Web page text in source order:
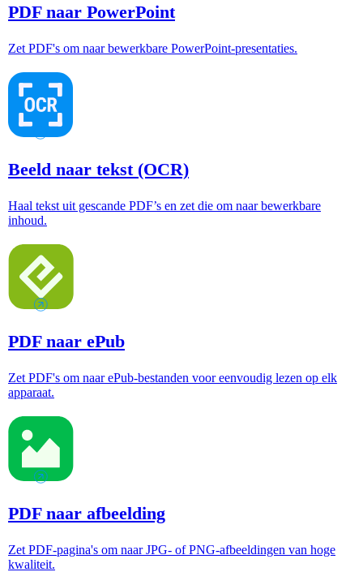
PDF naar PowerPoint
Zet PDF's om naar bewerkbare PowerPoint-presentaties.
Beeld naar tekst (OCR)
Haal tekst uit gescande PDF’s en zet die om naar bewerkbare
inhoud.
PDF naar ePub
Zet PDF's om naar ePub-bestanden voor eenvoudig lezen op elk
apparaat.
PDF naar afbeelding
Zet PDF-pagina's om naar JPG- of PNG-afbeeldingen van hoge
kwaliteit.